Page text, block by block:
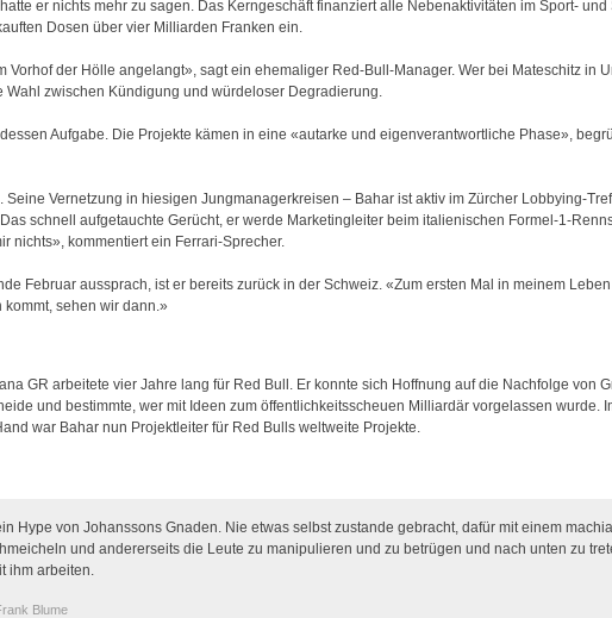
er nichts mehr zu sagen. Das Kerngeschäft finanziert alle Nebenaktivitäten im Sport-
Dosen über vier Milliarden Franken ein.
Vorhof der Hölle angelangt», sagt ein ehemaliger Red-Bull-Manager. Wer bei Mateschitz in
Wahl zwischen Kündigung und würdeloser Degradierung.
Aufgabe. Die Projekte kämen in eine «autarke und eigenverantwortliche Phase»,
Seine Vernetzung in hiesigen Jungmanagerkreisen – Bahar ist aktiv im Zürcher Lobbying-
schnell aufgetauchte Gerücht, er werde Marketingleiter beim italienischen Formel-1-
nichts», kommentiert ein Ferrari-Sprecher.
Februar aussprach, ist er bereits zurück in der Schweiz. «Zum ersten Mal in meinem
sehen wir dann.»
GR arbeitete vier Jahre lang für Red Bull. Er konnte sich Hoffnung auf die Nachfolge von
und bestimmte, wer mit Ideen zum öffentlichkeitsscheuen Milliardär vorgelassen wurde.
war Bahar nun Projektleiter für Red Bulls weltweite Projekte.
Hype von Johanssons Gnaden. Nie etwas selbst zustande gebracht, dafür mit einem
und andererseits die Leute zu manipulieren und zu betrügen und nach unten zu
ihm arbeiten.
Blume